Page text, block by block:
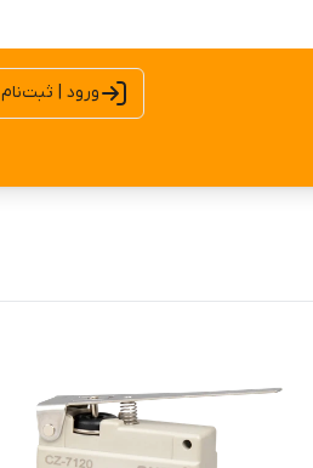
ورود | ثبت‌نام